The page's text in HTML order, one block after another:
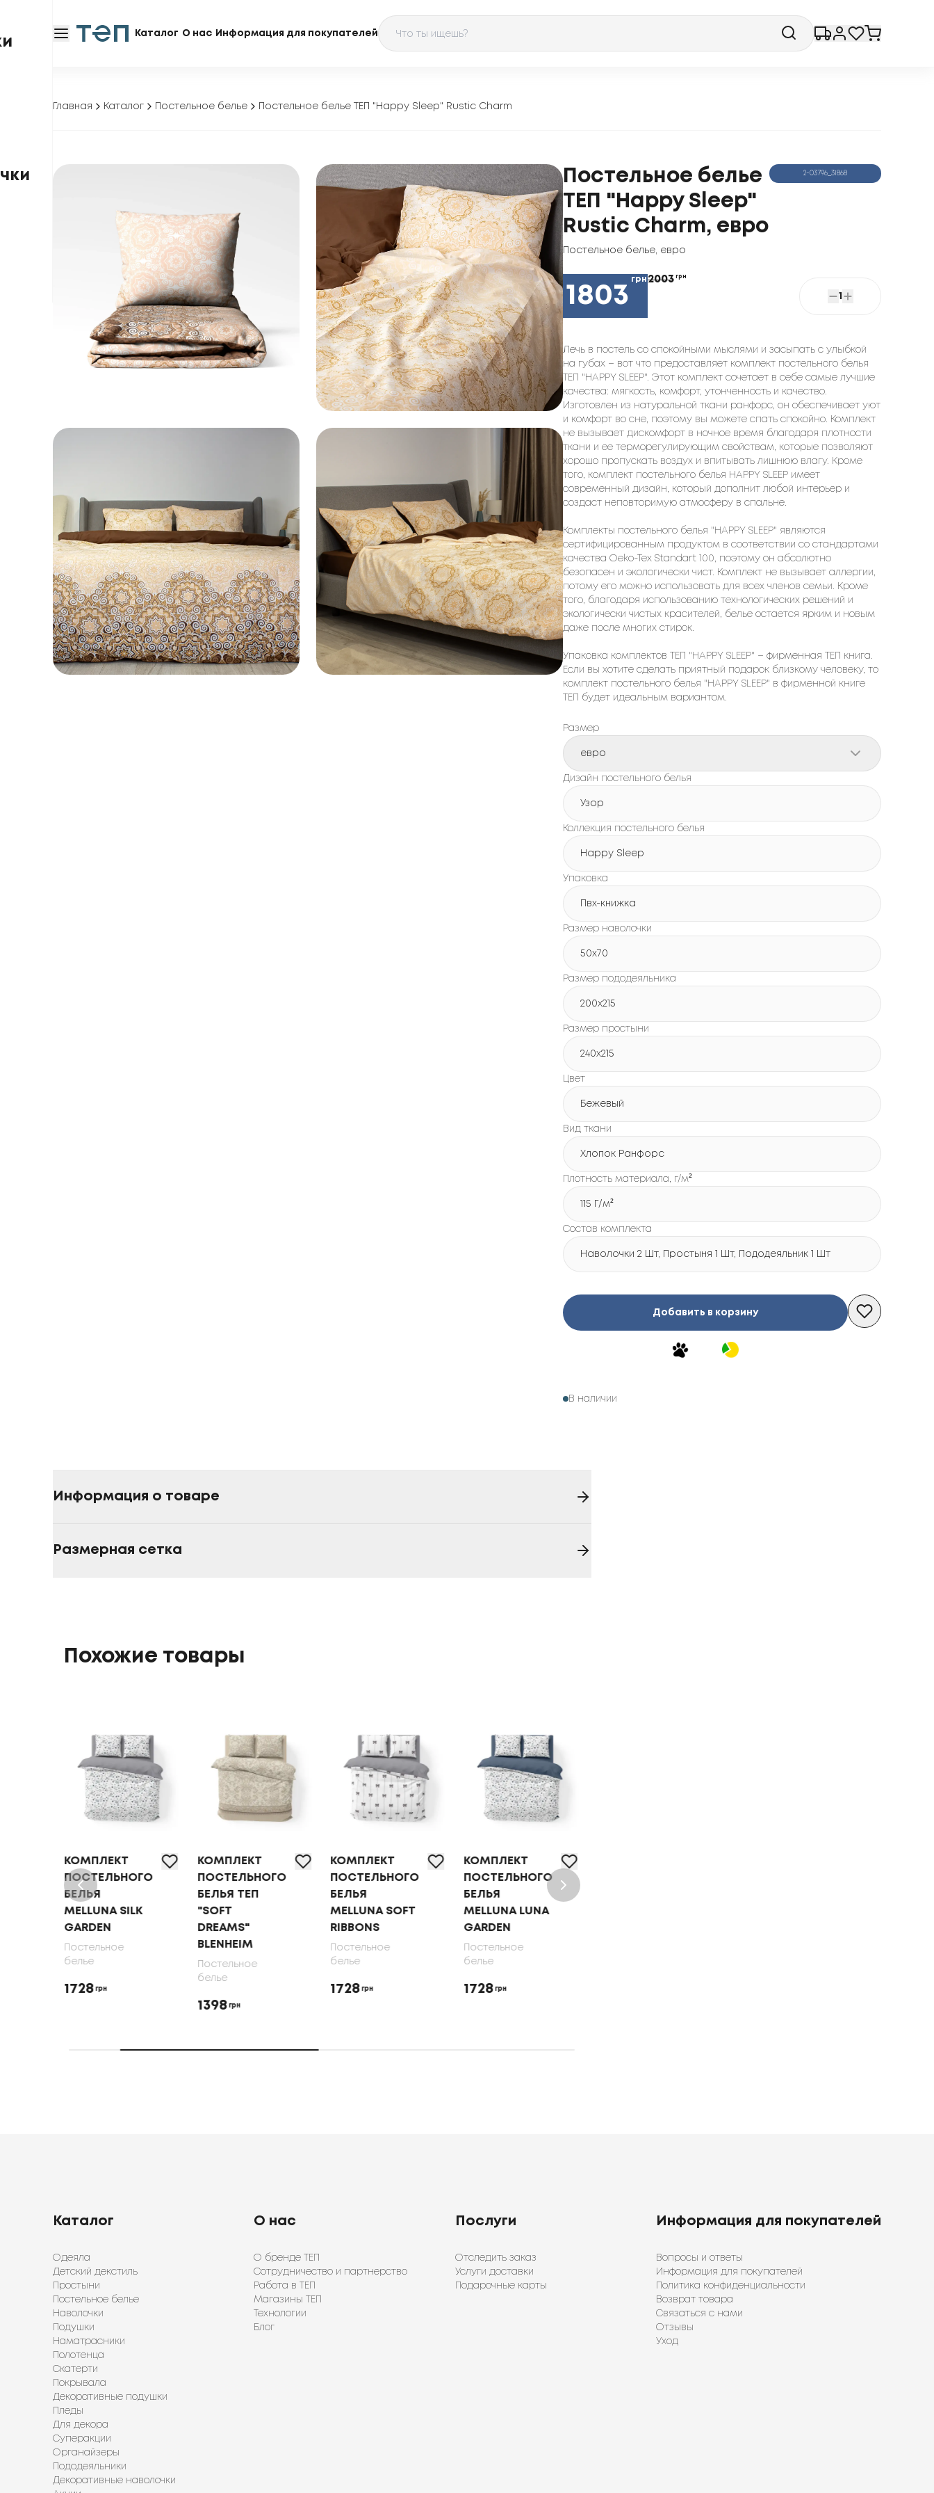
Каталог О нас Информация для покупателей
Главная Каталог Постельное белье Постельное белье ТЕП "Happy Sleep" Rustic Charm
Постельное белье
ТЕП "Happy Sleep"
Rustic Charm, евро
Постельное белье евро
2-03796_31868
1803
грн2003 грн
1
Лечь в постель со спокойными мыслями и засыпать с улыбкой
на губах – вот что предоставляет комплект постельного белья
ТЕП "HAPPY SLEEP". Этот комплект сочетает в себе самые лучшие
качества: мягкость, комфорт, утонченность и качество.
Изготовлен из натуральной ткани ранфорс, он обеспечивает уют
и комфорт во сне, поэтому вы можете спать спокойно. Комплект
не вызывает дискомфорт в ночное время благодаря плотности
ткани и ее терморегулирующим свойствам, которые позволяют
хорошо пропускать воздух и впитывать лишнюю влагу. Кроме
того, комплект постельного белья HAPPY SLEEP имеет
современный дизайн, который дополнит любой интерьер и
создаст неповторимую атмосферу в спальне.
Комплекты постельного белья "HAPPY SLEEP" являются
сертифицированным продуктом в соответствии со стандартами
качества Oeko-Tex Standart 100, поэтому он абсолютно
безопасен и экологически чист. Комплект не вызывает аллергии,
потому его можно использовать для всех членов семьи. Кроме
того, благодаря использованию технологических решений и
экологически чистых красителей, белье остается ярким и новым
даже после многих стирок.
Упаковка комплектов ТЕП "HAPPY SLEEP" – фирменная ТЕП книга.
Если вы хотите сделать приятный подарок близкому человеку, то
комплект постельного белья "HAPPY SLEEP" в фирменной книге
ТЕП будет идеальным вариантом.
Размер
евро
Дизайн постельного белья
Узор
Коллекция постельного белья
Happy Sleep
Упаковка
Пвх-книжка
Размер наволочки
50x70
Размер пододеяльника
200х215
Размер простыни
240х215
Цвет
Бежевый
Вид ткани
Хлопок Ранфорс
Плотность материала, г/м²
115 Г/м²
Состав комплекта
Наволочки 2 Шт, Простыня 1 Шт, Пододеяльник 1 Шт
Добавить в корзину
В наличии
Информация о товаре
Размерная сетка
Похожие товары
КОМПЛЕКТ
ПОСТЕЛЬНОГО
БЕЛЬЯ
MELLUNA SILK
GARDEN
Постельное
белье
1728 грн
КОМПЛЕКТ
ПОСТЕЛЬНОГО
БЕЛЬЯ ТЕП
"SOFT
DREAMS"
BLENHEIM
Постельное
белье
1398 грн
КОМПЛЕКТ
ПОСТЕЛЬНОГО
БЕЛЬЯ
MELLUNA SOFT
RIBBONS
Постельное
белье
1728 грн
КОМПЛЕКТ
ПОСТЕЛЬНОГО
БЕЛЬЯ
MELLUNA LUNA
GARDEN
Постельное
белье
1728 грн
Каталог
Одеяла
Детский декстиль
Простыни
Постельное белье
Наволочки
Подушки
Наматрасники
Полотенца
Скатерти
Покрывала
Декоративные подушки
Пледы
Для декора
Суперакции
Органайзеры
Пододеяльники
Декоративные наволочки
О нас
О бренде ТЕП
Сотрудничество и партнерство
Работа в ТЕП
Магазины ТЕП
Технологии
Блог
Послуги
Отследить заказ
Услуги доставки
Подарочные карты
Информация для покупателей
Вопросы и ответы
Информация для покупателей
Политика конфиденциальности
Возврат товара
Связаться с нами
Отзывы
Уход